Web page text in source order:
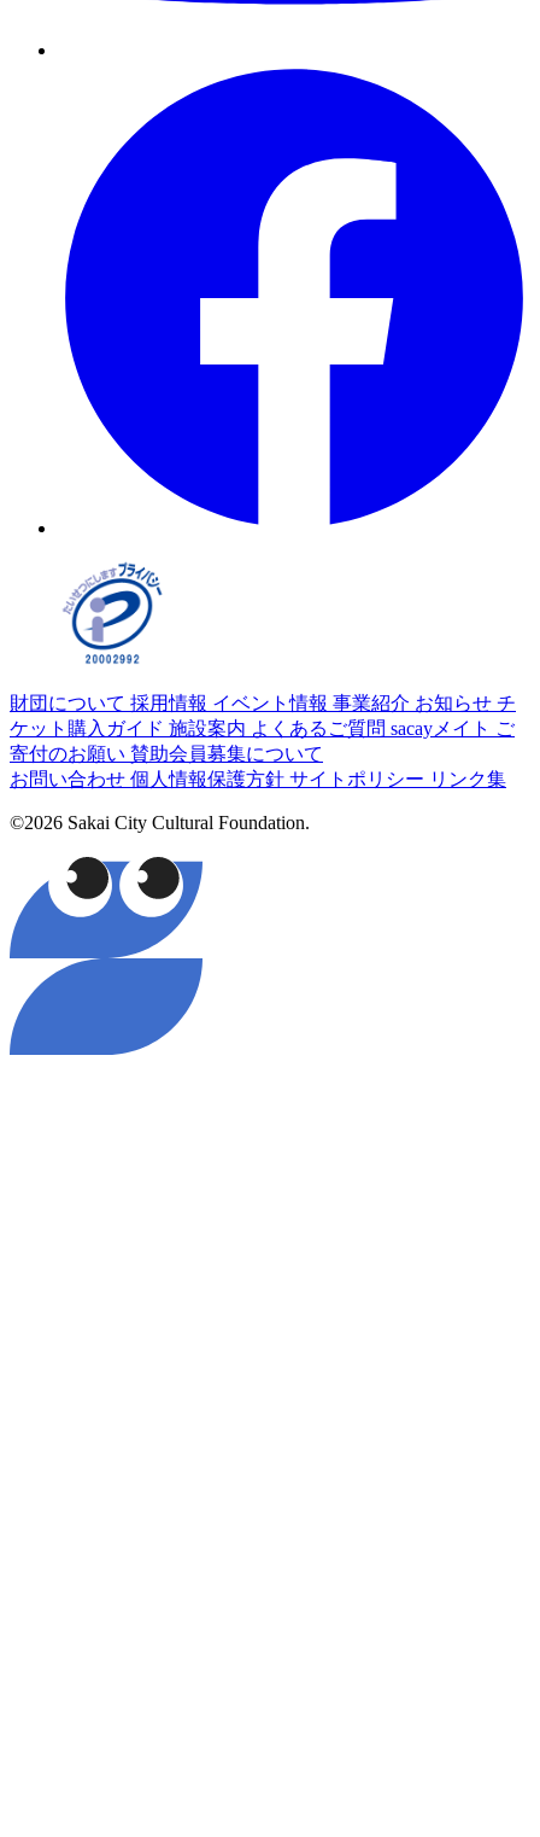
財団について 採用情報 イベント情報 事業紹介 お知らせ チ
ケット購入ガイド 施設案内 よくあるご質問 sacayメイト ご
寄付のお願い 賛助会員募集について
お問い合わせ 個人情報保護方針 サイトポリシー リンク集
©2026 Sakai City Cultural Foundation.